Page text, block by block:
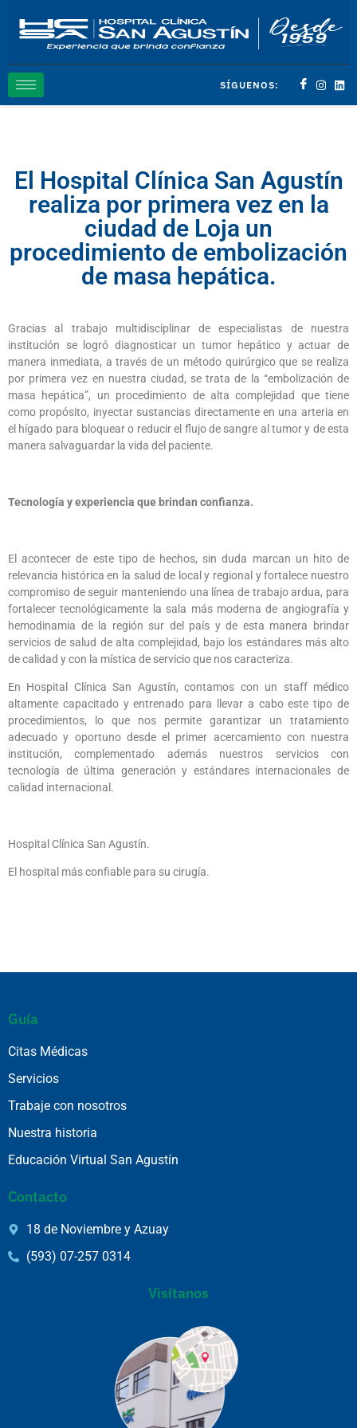
SÍGUENOS:
El Hospital Clínica San Agustín
realiza por primera vez en la
ciudad de Loja un
procedimiento de embolización
de masa hepática.
Gracias al trabajo multidisciplinar de especialistas de nuestra
institución se logró diagnosticar un tumor hepático y actuar de
manera inmediata, a través de un método quirúrgico que se realiza
por primera vez en nuestra ciudad, se trata de la “embolización de
masa hepática”, un procedimiento de alta complejidad que tiene
como propósito, inyectar sustancias directamente en una arteria en
el hígado para bloquear o reducir el flujo de sangre al tumor y de esta
manera salvaguardar la vida del paciente.
Tecnología y experiencia que brindan confianza.
El acontecer de este tipo de hechos, sin duda marcan un hito de
relevancia histórica en la salud de local y regional y fortalece nuestro
compromiso de seguir manteniendo una línea de trabajo ardua, para
fortalecer tecnológicamente la sala más moderna de angiografía y
hemodinamia de la región sur del país y de esta manera brindar
servicios de salud de alta complejidad, bajo los estándares más alto
de calidad y con la mística de servicio que nos caracteriza.
En Hospital Clínica San Agustín, contamos con un staff médico
altamente capacitado y entrenado para llevar a cabo este tipo de
procedimientos, lo que nos permite garantizar un tratamiento
adecuado y oportuno desde el primer acercamiento con nuestra
institución, complementado además nuestros servicios con
tecnología de última generación y estándares internacionales de
calidad internacional.
Hospital Clínica San Agustín.
El hospital más confiable para su cirugía.
Guía
Citas Médicas
Servicios
Trabaje con nosotros
Nuestra historia
Educación Virtual San Agustín
Contacto
18 de Noviembre y Azuay
(593) 07-257 0314
Visítanos